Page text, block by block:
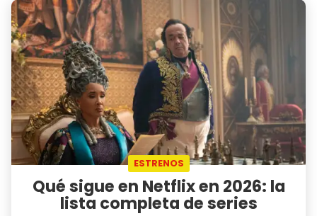
ESTRENOS
Qué sigue en Netflix en 2026: la
lista completa de series